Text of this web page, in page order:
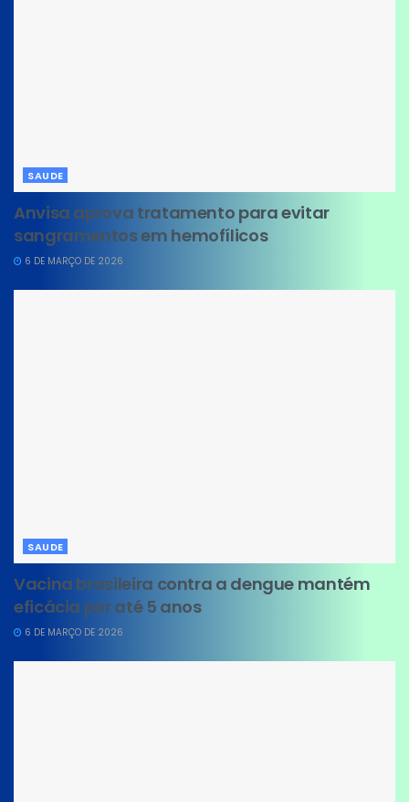
SAUDE
Anvisa aprova tratamento para evitar
sangramentos em hemofílicos
6 DE MARÇO DE 2026
SAUDE
Vacina brasileira contra a dengue mantém
eficácia por até 5 anos
6 DE MARÇO DE 2026